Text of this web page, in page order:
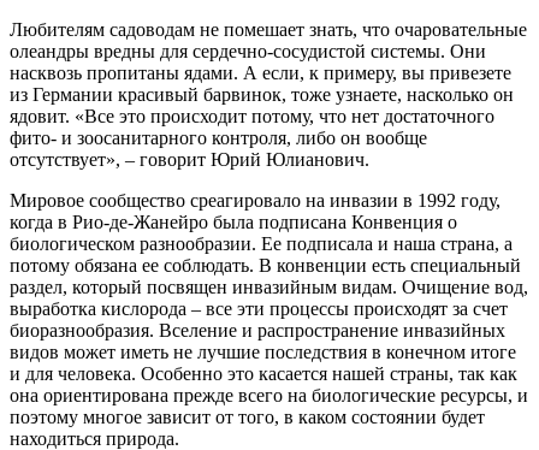
Любителям садоводам не помешает знать, что очаровательные
олеандры вредны для сердечно-сосудистой системы. Они
насквозь пропитаны ядами. А если, к примеру, вы привезете
из Германии красивый барвинок, тоже узнаете, насколько он
ядовит. «Все это происходит потому, что нет достаточного
фито- и зоосанитарного контроля, либо он вообще
отсутствует», – говорит Юрий Юлианович.
Мировое сообщество среагировало на инвазии в 1992 году,
когда в Рио-де-Жанейро была подписана Конвенция о
биологическом разнообразии. Ее подписала и наша страна, а
потому обязана ее соблюдать. В конвенции есть специальный
раздел, который посвящен инвазийным видам. Очищение вод,
выработка кислорода – все эти процессы происходят за счет
биоразнообразия. Вселение и распространение инвазийных
видов может иметь не лучшие последствия в конечном итоге
и для человека. Особенно это касается нашей страны, так как
она ориентирована прежде всего на биологические ресурсы, и
поэтому многое зависит от того, в каком состоянии будет
находиться природа.